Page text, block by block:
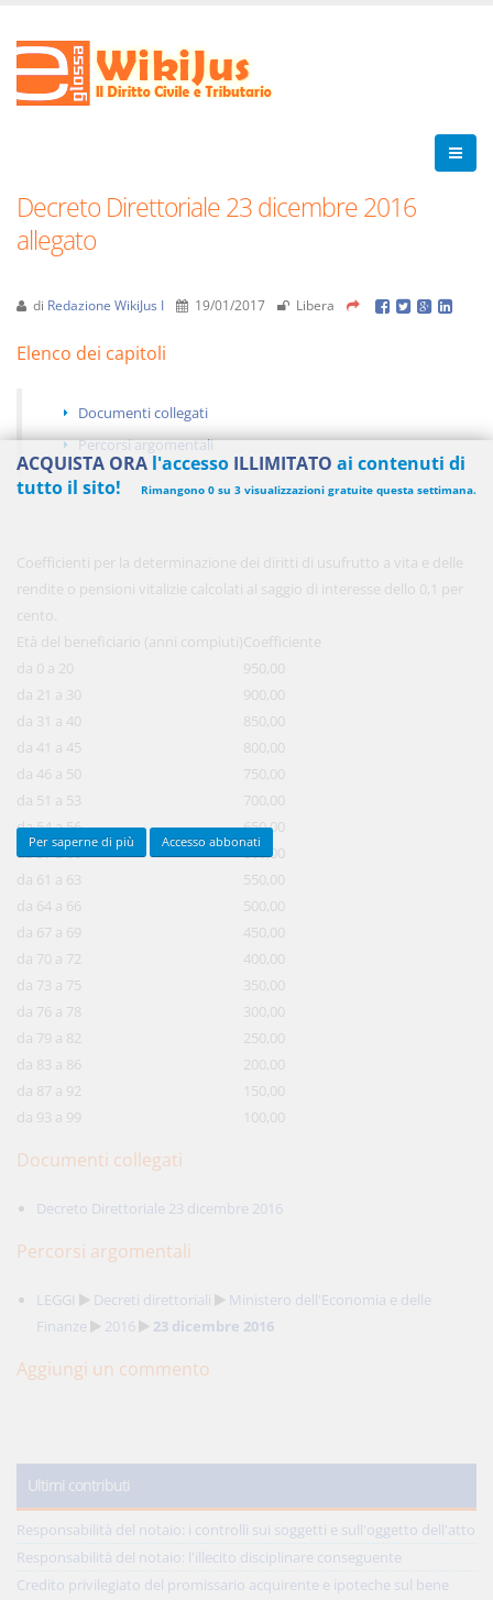
Decreto Direttoriale 23 dicembre 2016
allegato
di Redazione WikiJus I 19/01/2017 Libera
Elenco dei capitoli
Documenti collegati
Percorsi argomentali
Coefficienti per la determinazione dei diritti di usufrutto a vita e delle
rendite o pensioni vitalizie calcolati al saggio di interesse dello 0,1 per
cento.
Età del beneficiario (anni compiuti)Coefficiente
da 0 a 20
950,00
da 21 a 30
900,00
da 31 a 40
850,00
da 41 a 45
800,00
da 46 a 50
750,00
da 51 a 53
700,00
da 54 a 56
650,00
da 57 a 60
600,00
da 61 a 63
550,00
da 64 a 66
500,00
da 67 a 69
450,00
da 70 a 72
400,00
da 73 a 75
350,00
da 76 a 78
300,00
da 79 a 82
250,00
da 83 a 86
200,00
da 87 a 92
150,00
da 93 a 99
100,00
Documenti collegati
Decreto Direttoriale 23 dicembre 2016
Percorsi argomentali
LEGGI Decreti direttoriali
Ministero dell'Economia e delle
Finanze
2016 23 dicembre 2016
Aggiungi un commento
Ultimi contributi
Responsabilità del notaio: i controlli sui soggetti e sull'oggetto dell'atto
Responsabilità del notaio: l'illecito disciplinare conseguente
Credito privilegiato del promissario acquirente e ipoteche sul bene
ACQUISTA ORA l'accesso ILLIMITATO ai contenuti di
tutto il sito!
Rimangono 0 su 3 visualizzazioni gratuite questa settimana.
450,00 € ANNUALI
Acquista ora
Acquista ora
Per saperne di più Accesso abbonati